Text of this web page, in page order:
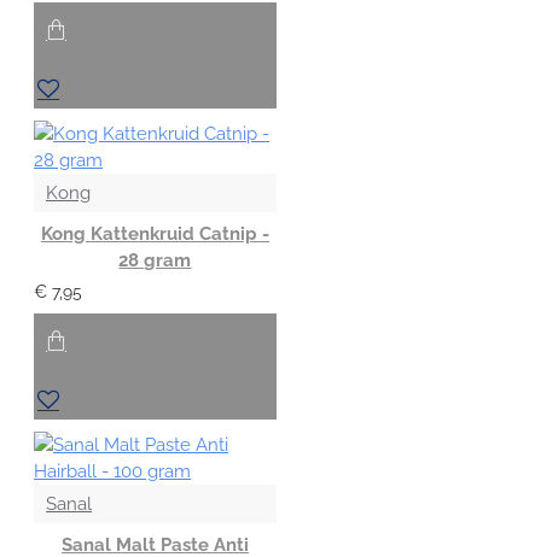
Kong
Kong Kattenkruid Catnip -
28 gram
€ 7,95
Sanal
Sanal Malt Paste Anti